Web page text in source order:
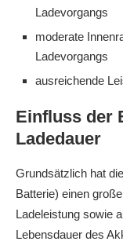
Ladevorgangs
moderate
Ladevorgangs
ausreichende
Einfluss der
Ladedauer
Grundsätzlich hat
Batterie) einen
Ladeleistung sowie
Lebensdauer des